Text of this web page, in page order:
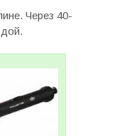
Через 40-